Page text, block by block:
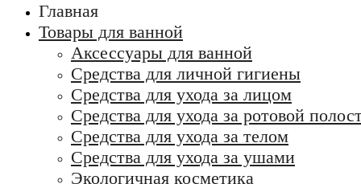
Главная
Товары для ванной
Аксессуары для ванной
Средства для личной гигиены
Средства для ухода за лицом
Средства для ухода за ротовой
Средства для ухода за телом
Средства для ухода за ушами
Экологичная косметика